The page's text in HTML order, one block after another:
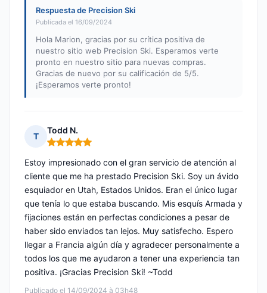
Respuesta de Precision Ski
Publicada el 16/09/2024
Hola Marion, gracias por su crítica positiva de
nuestro sitio web Precision Ski. Esperamos verte
pronto en nuestro sitio para nuevas compras.
Gracias de nuevo por su calificación de 5/5.
¡Esperamos verte pronto!
T
Todd N.
Nota: 5 de 5
Publicado el 14/09/2024 à 03h48
Estoy impresionado con el gran servicio de atención al
cliente que me ha prestado Precision Ski. Soy un ávido
esquiador en Utah, Estados Unidos. Eran el único lugar
que tenía lo que estaba buscando. Mis esquís Armada y
fijaciones están en perfectas condiciones a pesar de
haber sido enviados tan lejos. Muy satisfecho. Espero
llegar a Francia algún día y agradecer personalmente a
todos los que me ayudaron a tener una experiencia tan
positiva. ¡Gracias Precision Ski! ~Todd